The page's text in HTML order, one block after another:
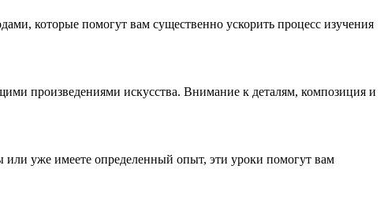
которые помогут вам существенно ускорить процесс изучения
произведениями искусства. Внимание к деталям, композиция и
уже имеете определенный опыт, эти уроки помогут вам